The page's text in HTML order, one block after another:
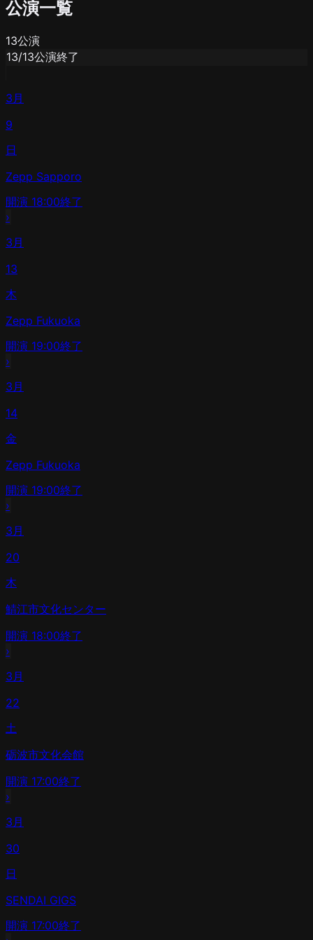
公演一覧
13公演
13/13公演終了
3月
9
日
Zepp Sapporo
開演 18:00終了
›
3月
13
木
Zepp Fukuoka
開演 19:00終了
›
3月
14
金
Zepp Fukuoka
開演 19:00終了
›
3月
20
木
鯖江市文化センター
開演 18:00終了
›
3月
22
土
砺波市文化会館
開演 17:00終了
›
3月
30
日
SENDAI GIGS
開演 17:00終了